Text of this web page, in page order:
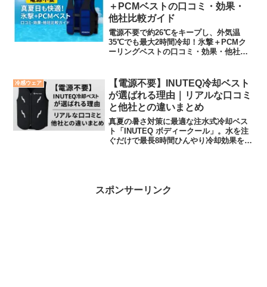
＋PCMベストの口コミ・効果・
他社比較ガイド
電源不要で約26℃をキープし、外気温
35℃でも最大2時間冷却！氷撃＋PCMク
ーリングベストの口コミ・効果・他社比
購入前に知っておきたい選び方・活用法
も詳しく紹介します。
冷感ウェア
【電源不要】INUTEQ冷却ベスト
が選ばれる理由｜リアルな口コミ
と他社との違いまとめ
真夏の暑さ対策に最適な注水式冷却ベス
ト「INUTEQ ボディークール」。水を注
ぐだけで最長8時間ひんやり冷却効果を得
説。
スポンサーリンク